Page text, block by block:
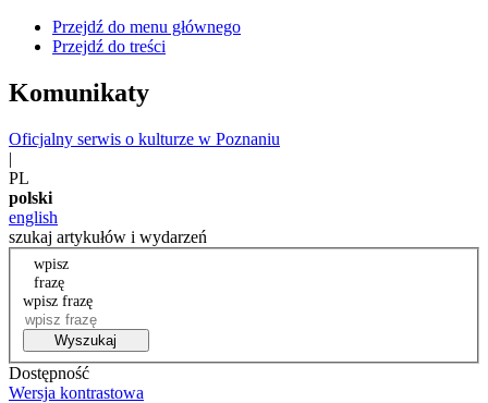
Przejdź do menu głównego
Przejdź do treści
Komunikaty
Oficjalny serwis o kulturze w Poznaniu
|
PL
polski
english
szukaj artykułów i wydarzeń
wpisz
frazę
wpisz frazę
Wyszukaj
Dostępność
Wersja kontrastowa